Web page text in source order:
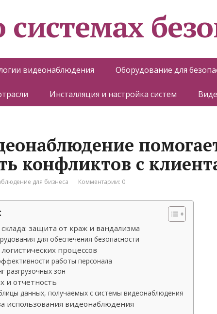
системах
видеонаблюдения Оборудование для
Инсталляция и настройка систем
конфликтов с
для бизнеса Комментарии: 0
защита от краж и вандализма
для обеспечения безопасности
процессов
работы персонала
разгрузочных зон
и отчетность
данных, получаемых с системы видеонаблюдения
использования видеонаблюдения